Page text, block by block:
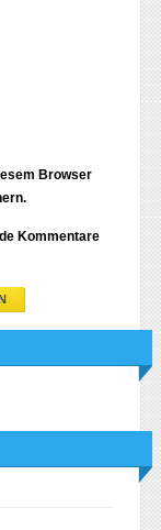
Browser
Kommentare